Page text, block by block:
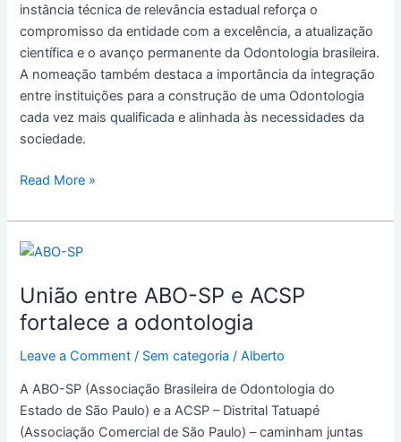
instância técnica de relevância estadual reforça o
compromisso da entidade com a excelência, a atualização
científica e o avanço permanente da Odontologia brasileira.
A nomeação também destaca a importância da integração
entre instituições para a construção de uma Odontologia
cada vez mais qualificada e alinhada às necessidades da
sociedade.
Read More »
União entre ABO-SP e ACSP
fortalece a odontologia
Leave a Comment / Sem categoria /Alberto
A ABO-SP (Associação Brasileira de Odontologia do
Estado de São Paulo) e a ACSP – Distrital Tatuapé
(Associação Comercial de São Paulo) – caminham juntas
União
ABO-
SP
ACSP
fortalece
a
odontologia